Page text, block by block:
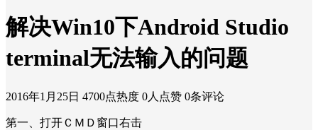
解决Win10下Android Studio
terminal无法输入的问题
2016年1月25日 4700点热度 0人点赞 0条评论
第一、打开ＣＭＤ窗口右击